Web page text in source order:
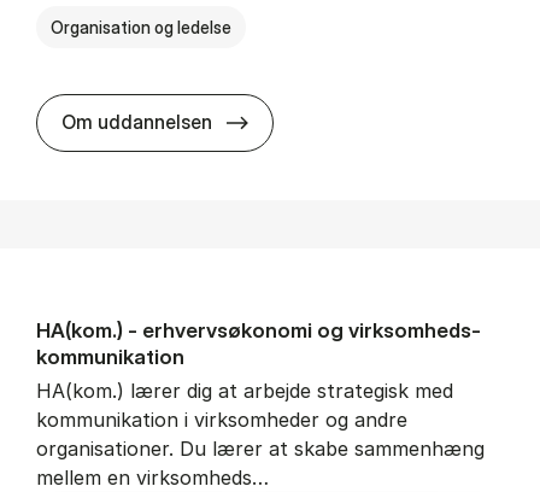
Organisation og ledelse
Om uddannelsen HA(it.) - erhvervs­økonomi og
HA(kom.) - erhvervs­økonomi og virksomheds­
kommunikation
HA(kom.) lærer dig at arbejde strategisk med
kommunikation i virksomheder og andre
organisationer. Du lærer at skabe sammenhæng
mellem en virksomheds…